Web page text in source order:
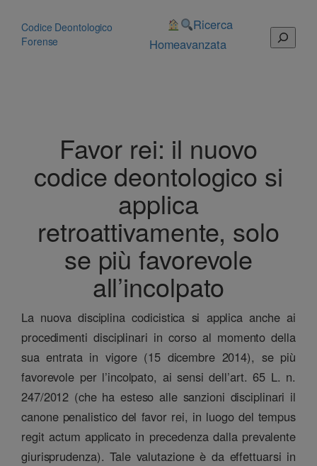
contenuto
Codice Deontologico
Forense
Home
Ricerca
avanzata
Cerca
Favor rei: il nuovo
codice deontologico si
applica
retroattivamente, solo
se più favorevole
all’incolpato
La nuova disciplina codicistica si applica anche ai
procedimenti disciplinari in corso al momento della
sua entrata in vigore (15 dicembre 2014), se più
favorevole per l’incolpato, ai sensi dell’art. 65 L. n.
247/2012 (che ha esteso alle sanzioni disciplinari il
canone penalistico del favor rei, in luogo del tempus
regit actum applicato in precedenza dalla prevalente
giurisprudenza). Tale valutazione è da effettuarsi in